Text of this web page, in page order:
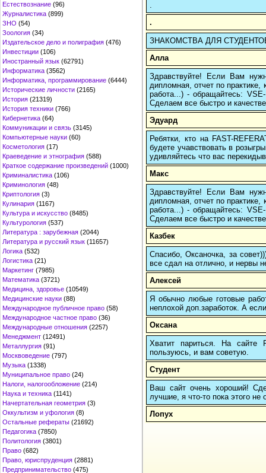
Естествознание (96)
Журналистика (899)
ЗНО (54)
Зоология (34)
Издательское дело и полиграфия (476)
Инвестиции (106)
Иностранный язык (62791)
Информатика (3562)
Информатика, программирование (6444)
Исторические личности (2165)
История (21319)
История техники (766)
Кибернетика (64)
Коммуникации и связь (3145)
Компьютерные науки (60)
Косметология (17)
Краеведение и этнография (588)
Краткое содержание произведений (1000)
Криминалистика (106)
Криминология (48)
Криптология (3)
Кулинария (1167)
Культура и искусство (8485)
Культурология (537)
Литература : зарубежная (2044)
Литература и русский язык (11657)
Логика (532)
Логистика (21)
Маркетинг (7985)
Математика (3721)
Медицина, здоровье (10549)
Медицинские науки (88)
Международное публичное право (58)
Международное частное право (36)
Международные отношения (2257)
Менеджмент (12491)
Металлургия (91)
Москвоведение (797)
Музыка (1338)
Муниципальное право (24)
Налоги, налогообложение (214)
Наука и техника (1141)
Начертательная геометрия (3)
Оккультизм и уфология (8)
Остальные рефераты (21692)
Педагогика (7850)
Политология (3801)
Право (682)
Право, юриспруденция (2881)
Предпринимательство (475)
.
ЗНАКОМСТВА ДЛЯ СТУДЕНТОВ:
Алла
Здравствуйте! Если Вам
дипломная, отчет по
работа...) - обращайтесь:
Сделаем все быстро и
Эдуард
Ребятки, кто на FAST-
будете учавствовать в
удивляйтесь что вас
Макс
Здравствуйте! Если Вам
дипломная, отчет по
работа...) - обращайтесь:
Сделаем все быстро и
Казбек
Спасибо, Оксаночка, за
все сдал на отлично, и нервы
Алексей
Я обычно любые готовые
неплохой доп.заработок. А
Оксана
Хватит париться. На
пользуюсь, и вам советую.
Студент
Ваш сайт очень хороший!
лучшие, я что-то пока этого
Лопух